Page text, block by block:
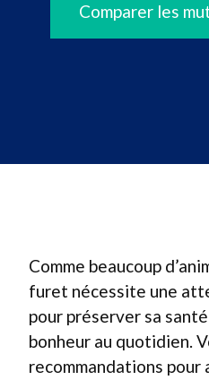
Comparer les
Comme beaucoup
furet nécessite une
pour préserver sa
bonheur au quotidien.
recommandations pour